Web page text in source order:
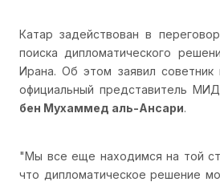
Катар задействован в
поиска дипломатического
Ирана. Об этом заявил советник
официальный представитель
бен Мухаммед аль-Ансари.
"Мы все еще находимся на той
что дипломатическое решение